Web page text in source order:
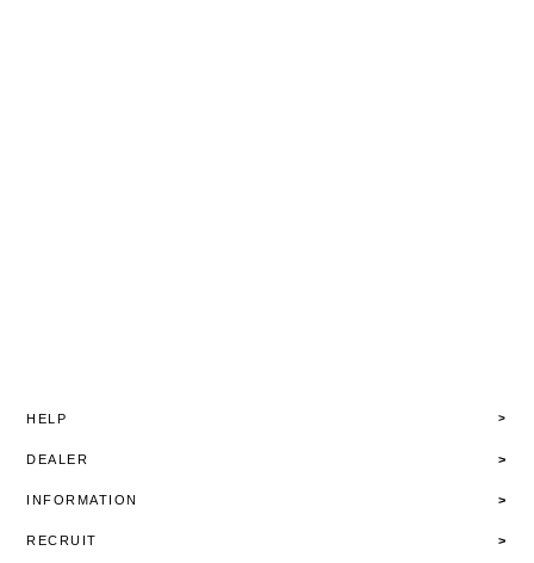
HELP
DEALER
INFORMATION
RECRUIT